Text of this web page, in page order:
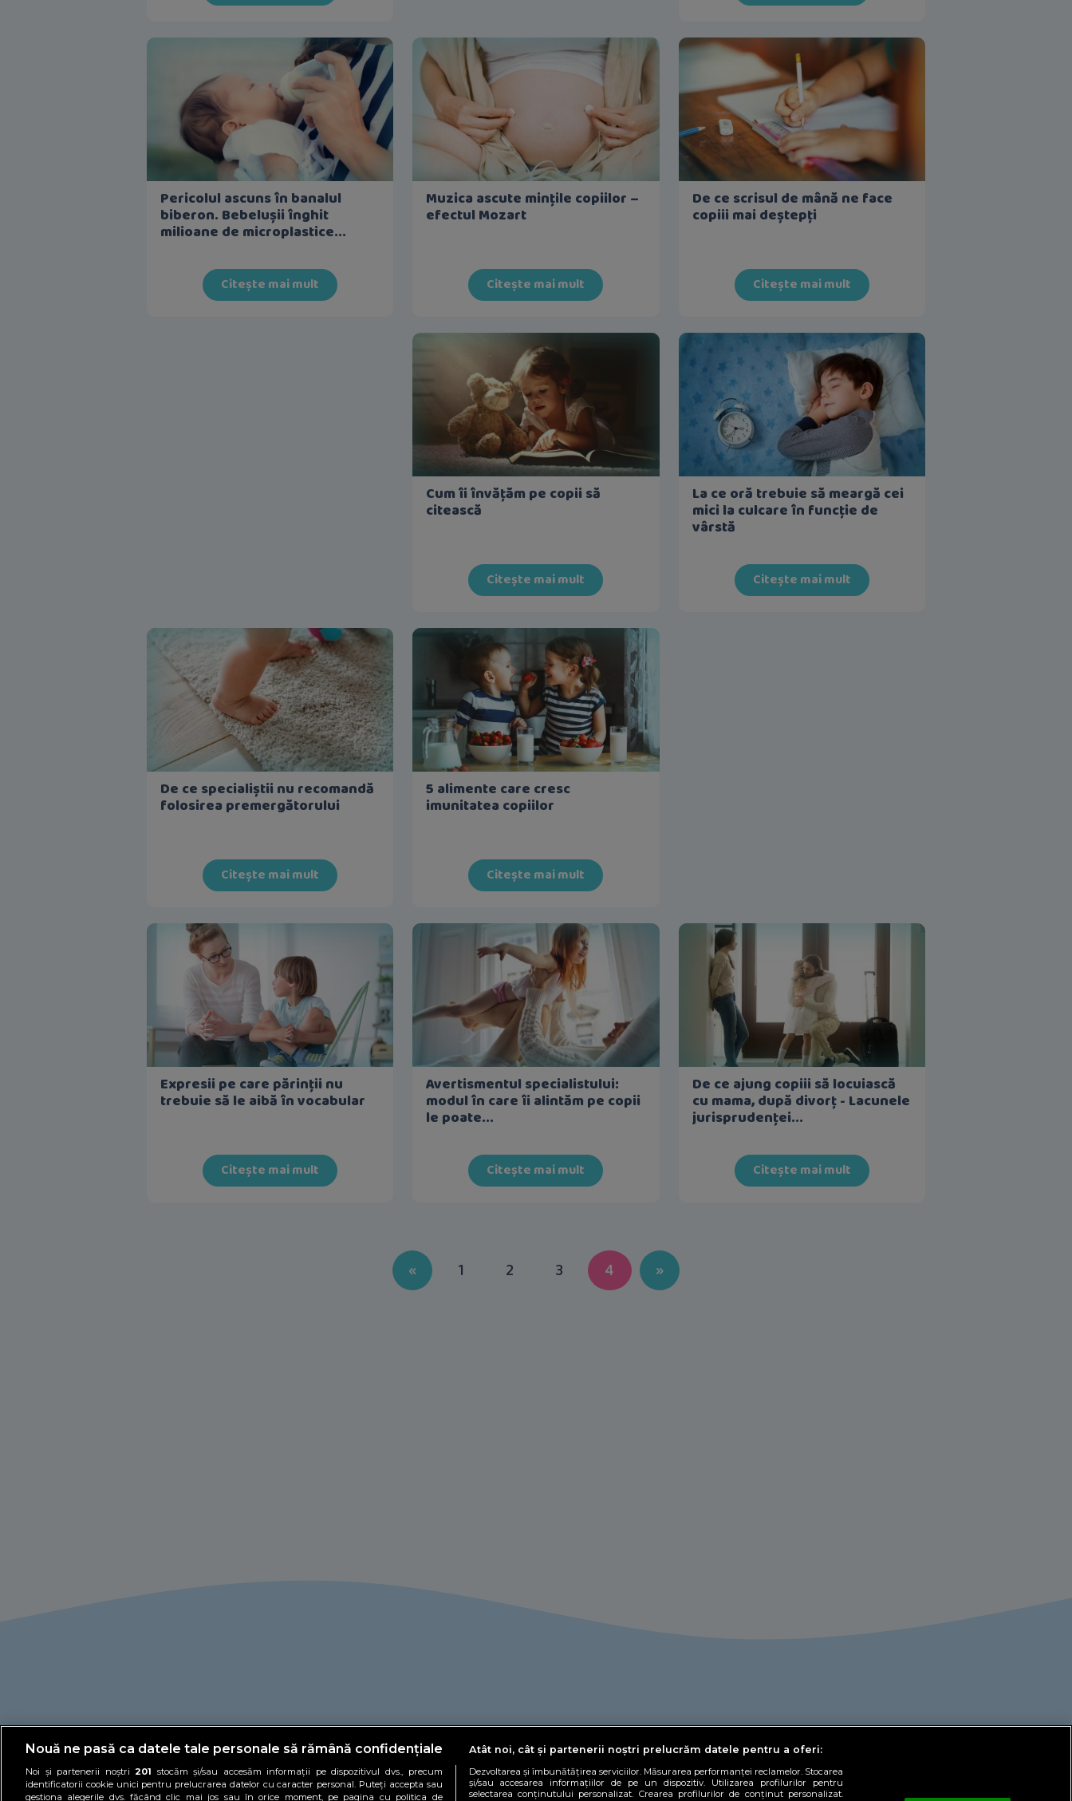
Pericolul ascuns în banalul
biberon. Bebelușii înghit
milioane de microplastice...
Citește mai mult
Muzica ascute mințile copiilor –
efectul Mozart
Citește mai mult
De ce scrisul de mână ne face
copiii mai deștepți
Citește mai mult
Cum îi învățăm pe copii să
citească
Citește mai mult
La ce oră trebuie să meargă cei
mici la culcare în funcție de
vârstă
Citește mai mult
De ce specialiștii nu recomandă
folosirea premergătorului
Citește mai mult
5 alimente care cresc
imunitatea copiilor
Citește mai mult
Expresii pe care părinții nu
trebuie să le aibă în vocabular
Citește mai mult
Avertismentul specialistului:
modul în care îi alintăm pe copii
le poate...
Citește mai mult
De ce ajung copiii să locuiască
cu mama, după divorț - Lacunele
jurisprudenței...
Citește mai mult
«Previous
1 2 3 4 »Next
Nouă ne pasă ca datele tale personale să rămână confidențiale
Noi și partenerii noștri201 stocăm și/sau accesăm informații pe dispozitivul dvs., precum
identificatorii cookie unici pentru prelucrarea datelor cu caracter personal. Puteți accepta sau
gestiona alegerile dvs. făcând clic mai jos sau în orice moment, pe pagina cu politica de
Atât noi, cât și partenerii noștri prelucrăm datele pentru a oferi:
Dezvoltarea și îmbunătățirea serviciilor. Măsurarea performanței reclamelor. Stocarea
și/sau accesarea informațiilor de pe un dispozitiv. Utilizarea profilurilor pentru
selectarea conținutului personalizat. Crearea profilurilor de conținut personalizat.